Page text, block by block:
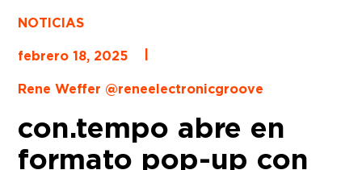
NOTICIAS
febrero 18, 2025
Rene Weffer @reneelectronicgroove
con.tempo abre en
formato pop-up con